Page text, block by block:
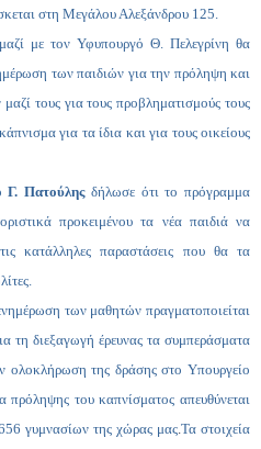
στη Μεγάλου Αλεξάνδρου 125.
με τον Υφυπουργό Θ. Πελεγρίνη θα
των παιδιών για την πρόληψη και
τους για τους προβληματισμούς τους
για τα ίδια και για τους οικείους
Γ. Πατούληςδήλωσε ότι το πρόγραμμα
προκειμένου τα νέα παιδιά να
κατάλληλες παραστάσεις που θα τα
των μαθητών πραγματοποιείται
τη διεξαγωγή έρευνας τα συμπεράσματα
ολοκλήρωση της δράσης στο Υπουργείο
πρόληψης του καπνίσματος απευθύνεται
γυμνασίων της χώρας μας.Τα στοιχεία